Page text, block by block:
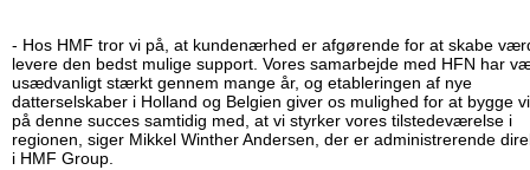
- Hos HMF tror vi på, at kundenærhed er afgørende for at skabe
levere den bedst mulige support. Vores samarbejde med HFN har
usædvanligt stærkt gennem mange år, og etableringen af nye
datterselskaber i Holland og Belgien giver os mulighed for at bygge
på denne succes samtidig med, at vi styrker vores tilstedeværelse i
regionen, siger Mikkel Winther Andersen, der er administrerende
i HMF Group.